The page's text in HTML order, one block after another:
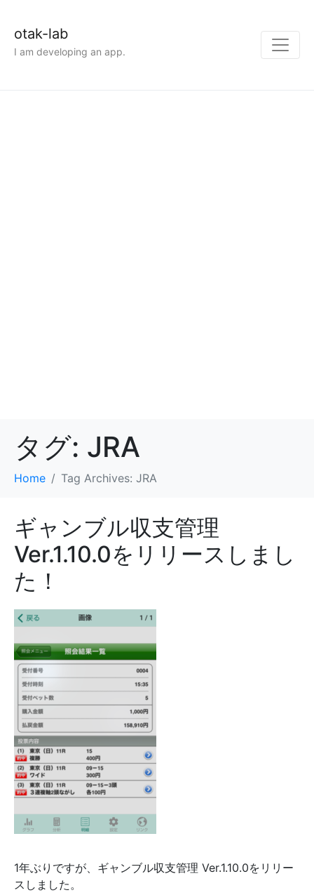
otak-lab
I am developing an app.
タグ: JRA
Home Tag Archives: JRA
ギャンブル収支管理
Ver.1.10.0をリリースしまし
た！
1年ぶりですが、ギャンブル収支管理 Ver.1.10.0をリリー
スしました。